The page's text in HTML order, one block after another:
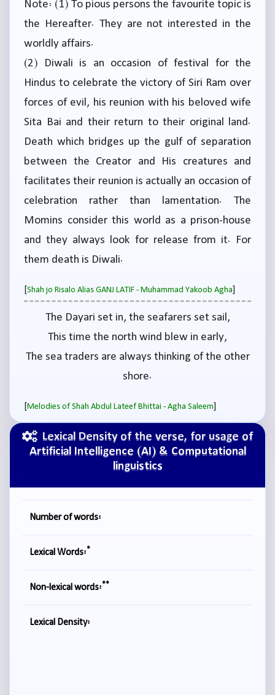
Lexical Density of the verse, for usage of
Artificial Intelligence (AI) & Computational
linguistics
Number of words:
Lexical Words:*
Non-lexical words:**
Lexical Density:
Note: (1) To pious persons the favourite topic is
the Hereafter. They are not interested in the
worldly affairs.
(2) Diwali is an occasion of festival for the
Hindus to celebrate the victory of Siri Ram over
forces of evil, his reunion with his beloved wife
Sita Bai and their return to their original land.
Death which bridges up the gulf of separation
between the Creator and His creatures and
facilitates their reunion is actually an occasion of
celebration rather than lamentation. The
Momins consider this world as a prison-house
and they always look for release from it. For
them death is Diwali.
[Shah jo Risalo Alias GANJ LATIF - Muhammad Yakoob Agha
The Dayari set in, the seafarers set sail,
This time the north wind blew in early,
The sea traders are always thinking of the other
shore.
[Melodies of Shah Abdul Lateef Bhittai - Agha Saleem